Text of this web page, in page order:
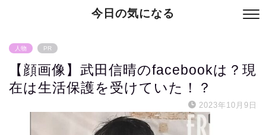
今日の気になる
人物 PR
【顔画像】武田信晴のfacebookは？現
在は生活保護を受けていた！？
2023年10月9日